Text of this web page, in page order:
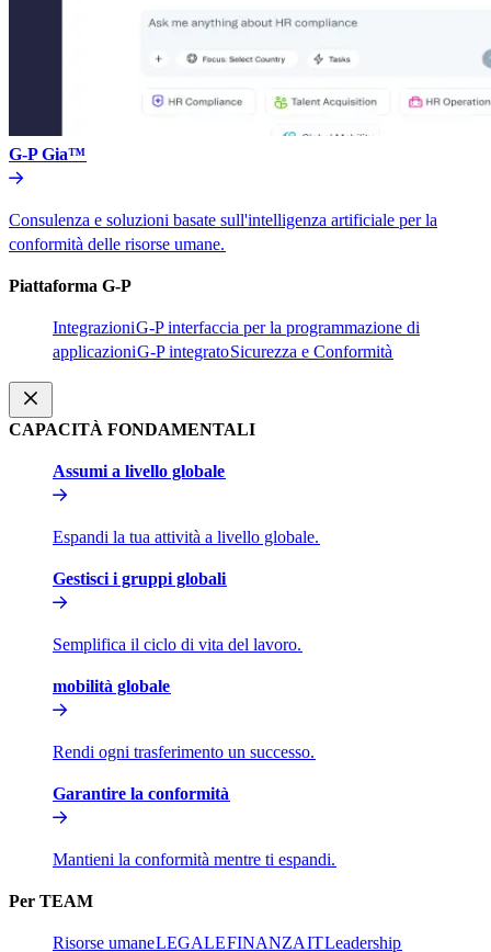
G-P Gia™​​
Consulenza e soluzioni basate sull'intelligenza artificiale per la
conformità delle risorse umane.​​
Piattaforma G-P​​
Integrazioni​​G-P interfaccia per la programmazione di
applicazioni​​G-P integrato​​Sicurezza e Conformità​​
CAPACITÀ FONDAMENTALI​​
Assumi a livello globale​​
Espandi la tua attività a livello globale.​​
Gestisci i gruppi globali​​
Semplifica il ciclo di vita del lavoro.​​
mobilità globale​​
Rendi ogni trasferimento un successo.​​
Garantire la conformità​​
Mantieni la conformità mentre ti espandi.​​
Per TEAM​​
Risorse umane​​LEGALE​​FINANZA​​IT​​Leadership​​